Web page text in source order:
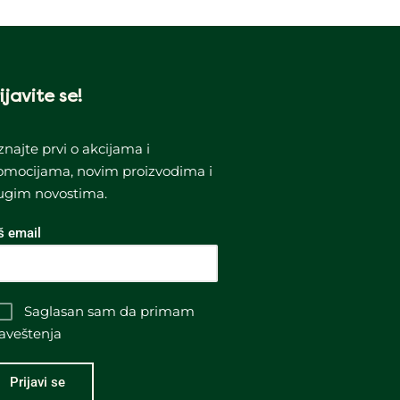
se!
prvi o akcijama i
novim proizvodima i
novostima.
email
Saglasan sam da primam